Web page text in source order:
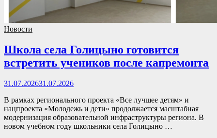
Новости
Школа села Голицыно готовится
встретить учеников после капремонта
31.07.202631.07.2026
В рамках регионального проекта «Все лучшее детям» и
нацпроекта «Молодежь и дети» продолжается масштабная
модернизация образовательной инфраструктуры региона. В
новом учебном году школьники села Голицыно …